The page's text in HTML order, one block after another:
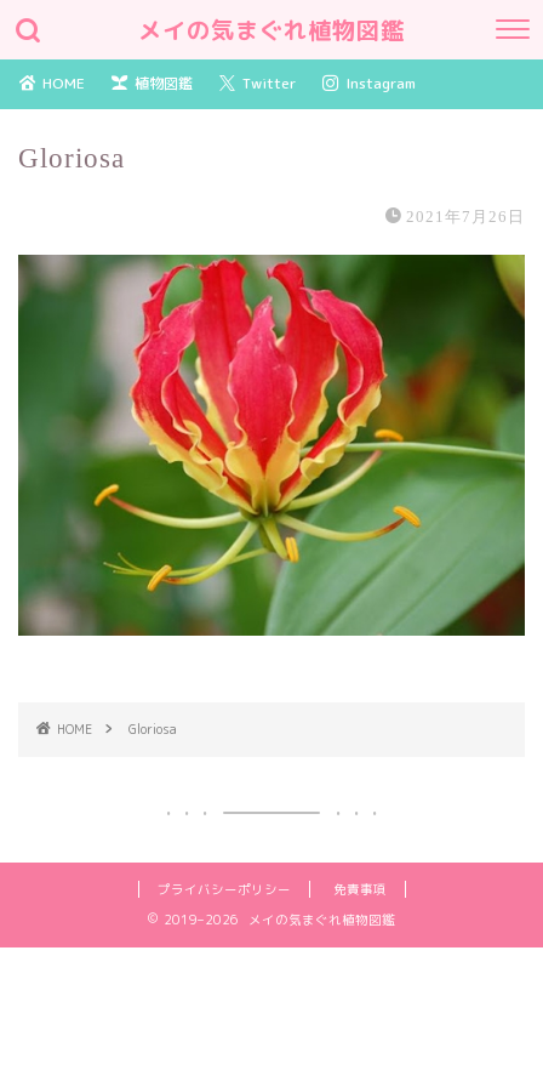
メイの気まぐれ植物図鑑
HOME 植物図鑑 Twitter Instagram
Gloriosa
2021年7月26日
HOME Gloriosa
プライバシーポリシー
免責事項
2019–2026 メイの気まぐれ植物図鑑